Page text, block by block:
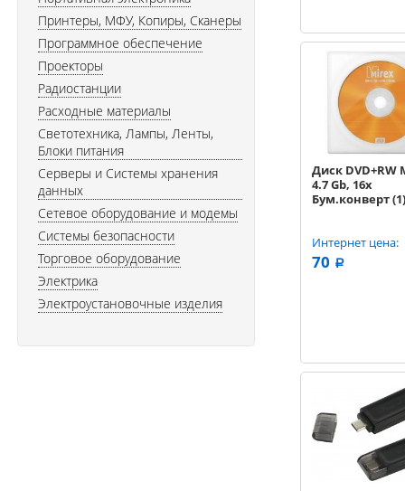
Диск DVD+RW
4.7 Gb, 16x
Бум.конверт (1)
Интернет цена:
70 a
Принтеры, МФУ, Копиры, Сканеры
Программное обеспечение
Проекторы
Радиостанции
Расходные материалы
Светотехника, Лампы, Ленты,
Блоки питания
Серверы и Системы хранения
данных
Сетевое оборудование и модемы
Системы безопасности
Торговое оборудование
Электрика
Электроустановочные изделия